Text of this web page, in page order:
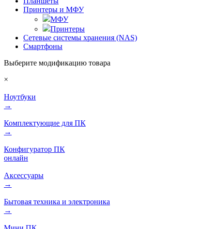
Принтеры и МФУ
МФУ
Принтеры
Сетевые системы хранения (NAS)
Смартфоны
Выберите модификацию товара
×
Ноутбуки
→
Комплектующие для ПК
→
Конфигуратор ПК
онлайн
Аксессуары
→
Бытовая техника и электроника
→